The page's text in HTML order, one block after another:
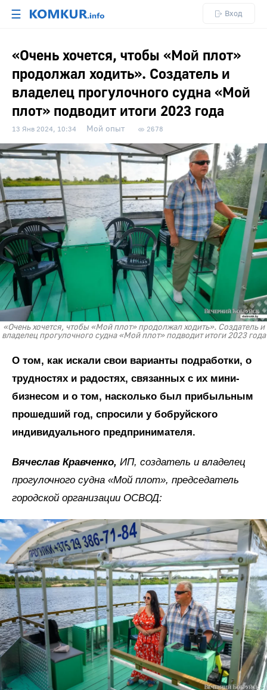
☰ Вход
«Очень хочется, чтобы «Мой плот»
продолжал ходить». Создатель и
владелец прогулочного судна «Мой
плот» подводит итоги 2023 года
13 Янв 2024, 10:34 Мой опыт 2678
«Очень хочется, чтобы «Мой плот» продолжал ходить». Создатель и
владелец прогулочного судна «Мой плот» подводит итоги 2023 года
О том, как искали свои варианты подработки, о
трудностях и радостях, связанных с их мини-
бизнесом и о том, насколько был прибыльным
прошедший год, спросили у бобруйского
индивидуального предпринимателя.
Вячеслав Кравченко, ИП, создатель и владелец
прогулочного судна «Мой плот», председатель
городской организации ОСВОД: